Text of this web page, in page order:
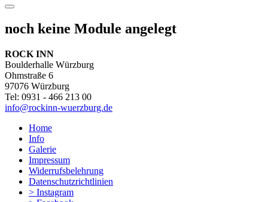
noch keine Module angelegt
ROCK INN
Boulderhalle Würzburg
Ohmstraße 6
97076 Würzburg
Tel: 0931 - 466 213 00
info@rockinn-wuerzburg.de
Home
Info
Galerie
Impressum
Widerrufsbelehrung
Datenschutzrichtlinien
> Instagram